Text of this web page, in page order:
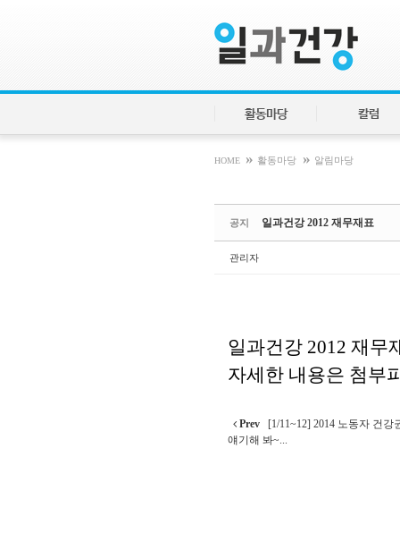
활동마당 칼럼
HOME » 활동마당 » 알림마당
공지 일과건강 2012 재무재표
관리자
일과건강 2012 재무
자세한 내용은 첨부
Prev
[1/11~12] 2014 노동자 건강
얘기해 봐~...